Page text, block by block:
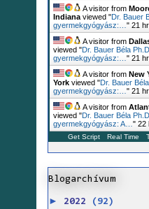
A visitor from
Indiana viewed "Dr. Bauer
gyermekgyógyász:… " 21
A visitor from
viewed "Dr. Bauer Béla Ph.D.
gyermekgyógyász:… " 21
A visitor from New
York viewed "Dr. Bauer
gyermekgyógyász:… " 21
A visitor from
viewed "Dr. Bauer Béla Ph.D.
gyermekgyógyász: A… " 22
Get Script Real Time
Blogarchívum
► 2022 (92)